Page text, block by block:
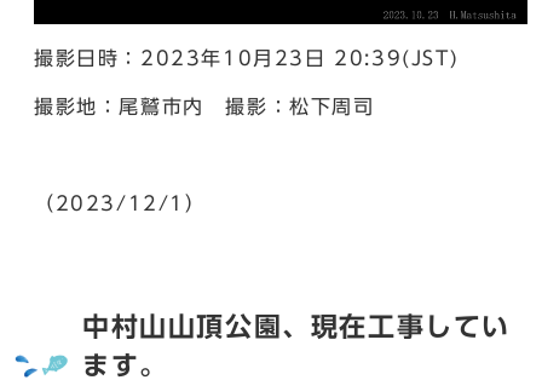
撮影日時：2023年10月23日 20:39(JST)
撮影地：尾鷲市内 撮影：松下周司
（2023/12/1）
中村山山頂公園、現在工事してい
ます。